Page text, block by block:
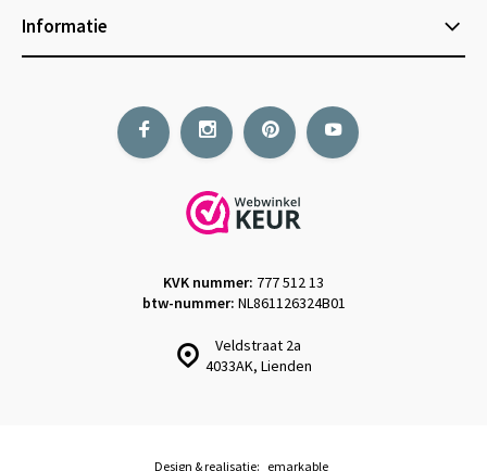
Informatie
Veldstraat 2a
4033AK, Lienden
KVK nummer: 777 512 13
btw-nummer: NL861126324B01
Design & realisatie: emarkable